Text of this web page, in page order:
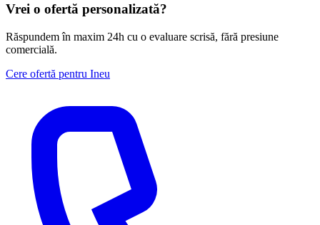
Vrei o ofertă personalizată?
Răspundem în maxim 24h cu o evaluare scrisă, fără presiune
comercială.
Cere ofertă pentru Ineu